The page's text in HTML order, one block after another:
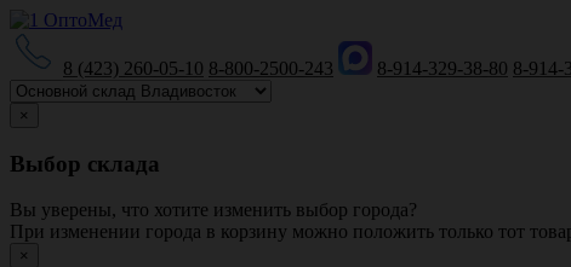
8 (423) 260-05-10 8-800-2500-243 8-914-329-38-80 8-914-
×
Выбор склада
Вы уверены, что хотите изменить выбор города?
При изменении города в корзину можно положить только тот
×